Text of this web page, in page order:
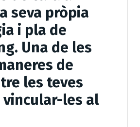
seva pròpia
i pla de
Una de les
de
les teves
vincular-les al